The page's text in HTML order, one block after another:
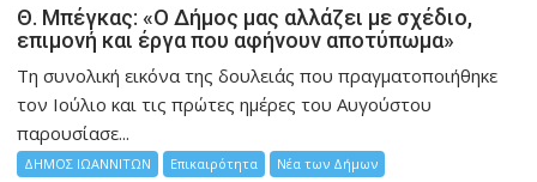
Θ. Μπέγκας: «Ο Δήμος μας αλλάζει με σχέδιο,
επιμονή και έργα που αφήνουν αποτύπωμα»
Τη συνολική εικόνα της δουλειάς που πραγματοποιήθηκε
τον Ιούλιο και τις πρώτες ημέρες του Αυγούστου
παρουσίασε...
ΔΗΜΟΣ ΙΩΑΝΝΙΤΩΝ Επικαιρότητα Νέα των Δήμων